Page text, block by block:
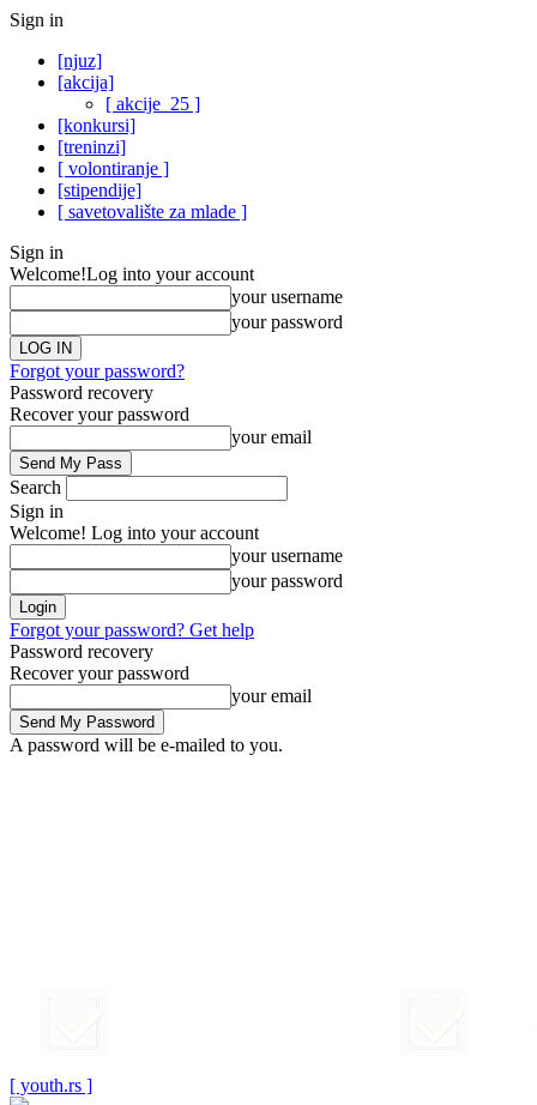
Sign in
[njuz]
[akcija]
[ akcije_25 ]
[konkursi]
[treninzi]
[ volontiranje ]
[stipendije]
[ savetovalište za mlade ]
Sign in
Welcome!Log into your account
your username
your password
Forgot your password?
Password recovery
Recover your password
your email
Search
Sign in
Welcome! Log into your account
your username
your password
Forgot your password? Get help
Password recovery
Recover your password
your email
A password will be e-mailed to you.
[ youth.rs ]